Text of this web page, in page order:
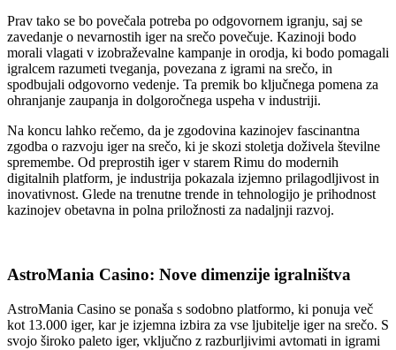
Prav tako se bo povečala potreba po odgovornem igranju, saj se
zavedanje o nevarnostih iger na srečo povečuje. Kazinoji bodo
morali vlagati v izobraževalne kampanje in orodja, ki bodo pomagali
igralcem razumeti tveganja, povezana z igrami na srečo, in
spodbujali odgovorno vedenje. Ta premik bo ključnega pomena za
ohranjanje zaupanja in dolgoročnega uspeha v industriji.
Na koncu lahko rečemo, da je zgodovina kazinojev fascinantna
zgodba o razvoju iger na srečo, ki je skozi stoletja doživela številne
spremembe. Od preprostih iger v starem Rimu do modernih
digitalnih platform, je industrija pokazala izjemno prilagodljivost in
inovativnost. Glede na trenutne trende in tehnologijo je prihodnost
kazinojev obetavna in polna priložnosti za nadaljnji razvoj.
AstroMania Casino: Nove dimenzije igralništva
AstroMania Casino se ponaša s sodobno platformo, ki ponuja več
kot 13.000 iger, kar je izjemna izbira za vse ljubitelje iger na srečo. S
svojo široko paleto iger, vključno z razburljivimi avtomati in igrami